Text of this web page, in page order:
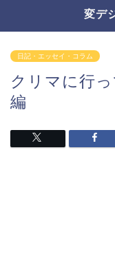
変デ
日記・エッセイ・コラム
クリマに行
編